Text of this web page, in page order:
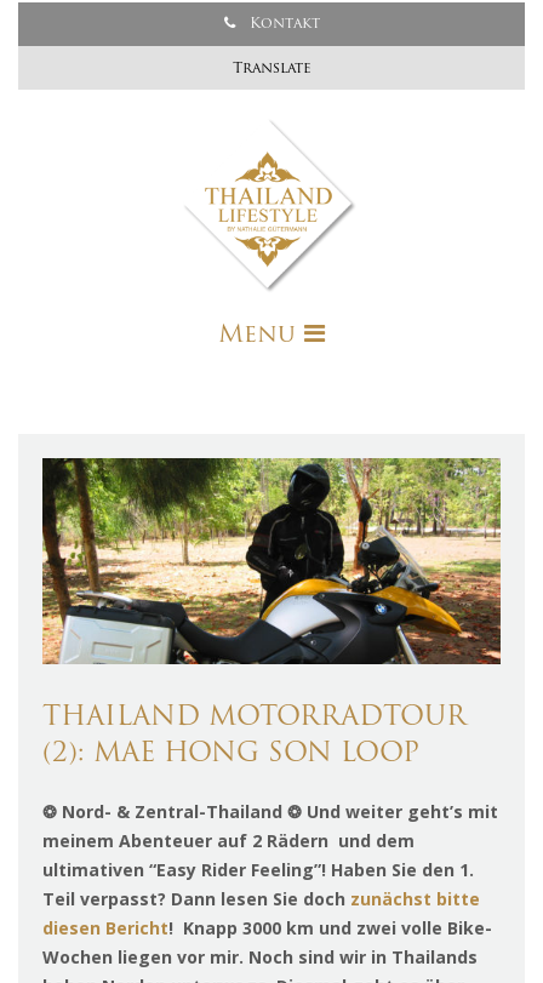
Kontakt
Translate
Menu
THAILAND MOTORRADTOUR
(2): MAE HONG SON LOOP
❂ Nord- & Zentral-Thailand ❂ Und weiter geht’s mit
meinem Abenteuer auf 2 Rädern und dem
ultimativen “Easy Rider Feeling”! Haben Sie den 1.
Teil verpasst? Dann lesen Sie doch zunächst bitte
diesen Bericht! Knapp 3000 km und zwei volle Bike-
Wochen liegen vor mir. Noch sind wir in Thailands